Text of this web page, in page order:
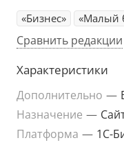
«Бизнес» «Малый
Сравнить редакции
Характеристики
Дополнительно —
Назначение —
Платформа — 1С-